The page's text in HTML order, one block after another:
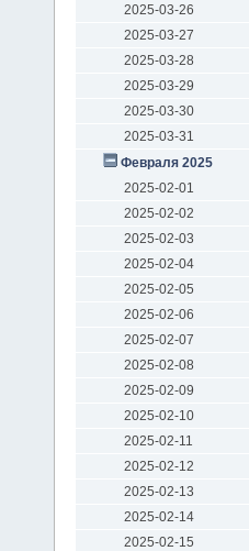
2025-03-26
2025-03-27
2025-03-28
2025-03-29
2025-03-30
2025-03-31
Февраля 2025
2025-02-01
2025-02-02
2025-02-03
2025-02-04
2025-02-05
2025-02-06
2025-02-07
2025-02-08
2025-02-09
2025-02-10
2025-02-11
2025-02-12
2025-02-13
2025-02-14
2025-02-15